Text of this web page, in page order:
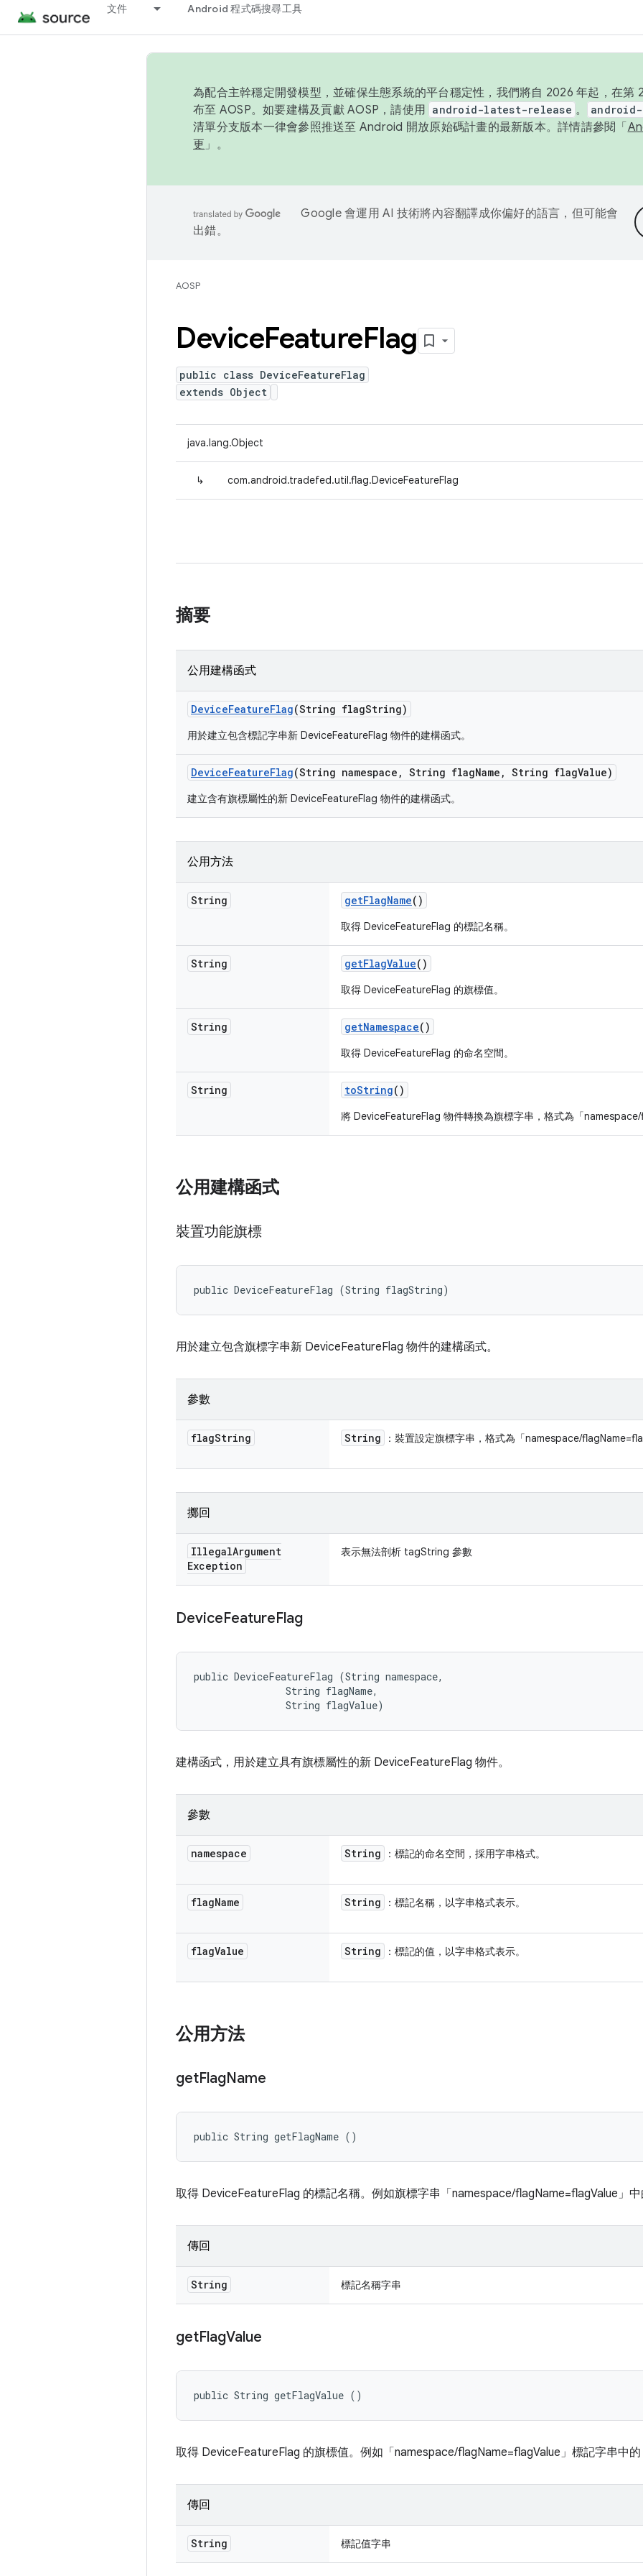
文件 Android 程式碼搜尋工具
為配合主幹穩定開發模型，並確保生態系統的平台穩定性，我們將自 2026 年起，在第
布至 AOSP。如要建構及貢獻 AOSP，請使用 android-latest-release 。
清單分支版本一律會參照推送至 Android 開放原始碼計畫的最新版本。詳情請參閱「
更 」。
Google 會運用 AI 技術將內容翻譯成你偏好的語言，但可能會
出錯。
AOSP
DeviceFeatureFlag
public class DeviceFeatureFlag
extends Object
java.lang.Object
↳ com.android.tradefed.util.flag.DeviceFeatureFlag
摘要
公用建構函式
DeviceFeatureFlag(String flagString)
用於建立包含標記字串新 DeviceFeatureFlag 物件的建構函式。
DeviceFeatureFlag(String namespace , String flagName , String flagValue)
建立含有旗標屬性的新 DeviceFeatureFlag 物件的建構函式。
公用方法
String getFlagName()
取得 DeviceFeatureFlag 的標記名稱。
String getFlagValue()
取得 DeviceFeatureFlag 的旗標值。
String getNamespace()
取得 DeviceFeatureFlag 的命名空間。
String toString()
將 DeviceFeatureFlag 物件轉換為旗標字串，格式為「namespace/
公用建構函式
裝置功能旗標
public DeviceFeatureFlag (String flagString)
用於建立包含旗標字串新 DeviceFeatureFlag 物件的建構函式。
參數
flagString String ：裝置設定旗標字串，格式為「namespace/
擲回
IllegalArgument
Exception
表示無法剖析 tagString 參數
DeviceFeatureFlag
public DeviceFeatureFlag (String namespace,
                String flagName,
                String flagValue)
建構函式，用於建立具有旗標屬性的新 DeviceFeatureFlag 物件。
參數
namespace String ：標記的命名空間，採用字串格式。
flagName String ：標記名稱，以字串格式表示。
flagValue String ：標記的值，以字串格式表示。
公用方法
getFlagName
public String getFlagName ()
取得 DeviceFeatureFlag 的標記名稱。例如旗標字串「namespace/flagName=flagValue」中
傳回
String 標記名稱字串
getFlagValue
public String getFlagValue ()
取得 DeviceFeatureFlag 的旗標值。例如「namespace/flagName=flagValue」標記字串中的
傳回
String 標記值字串